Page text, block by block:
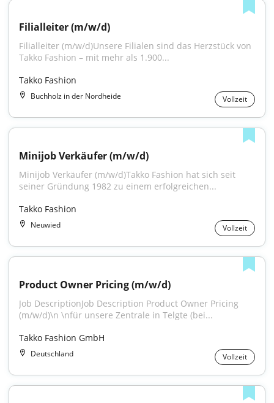
Filialleiter (m/w/d)
Filialleiter (m/w/d)Unsere Filialen sind das Herzstück von
Takko Fashion – mit mehr als 1.900...
Takko Fashion
Buchholz in der Nordheide Vollzeit
Minijob Verkäufer (m/w/d)
Minijob Verkäufer (m/w/d)Takko Fashion hat sich seit
seiner Gründung 1982 zu einem erfolgreichen...
Takko Fashion
Neuwied Vollzeit
Product Owner Pricing (m/w/d)
Job DescriptionJob Description Product Owner Pricing
(m/w/d)\n \nfür unsere Zentrale in Telgte (bei...
Takko Fashion GmbH
Deutschland Vollzeit